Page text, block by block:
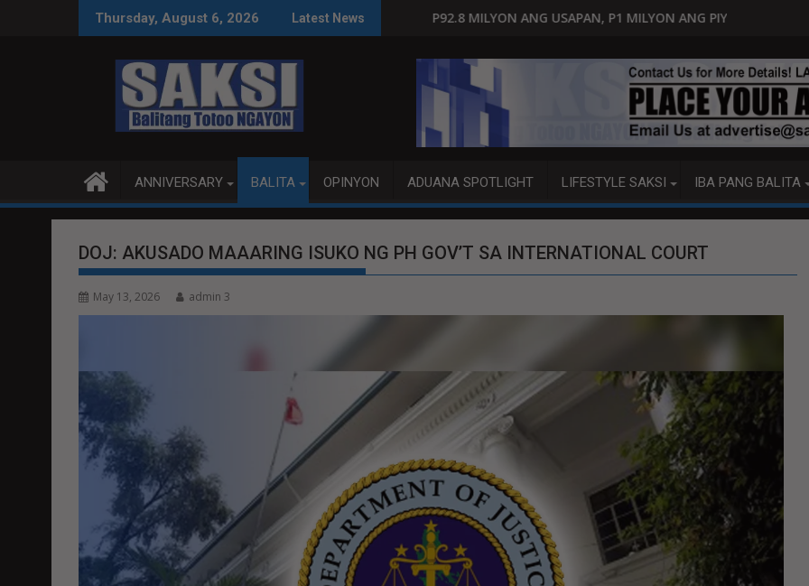
Thursday, August 6, 2026 Latest News
TALKS MAS PRODUKTIBO P92.8 MILYON ANG USAPAN, P1 MILYON ANG PIYANSA? HAGUPIT NG TS MAYMAY
ANNIVERSARY BALITA OPINYON ADUANA SPOTLIGHT LIFESTYLE SAKSI IBA PANG BALITA
DOJ: AKUSADO MAAARING ISUKO NG PH GOV’T SA INTERNATIONAL COURT
May 13, 2026 admin 3